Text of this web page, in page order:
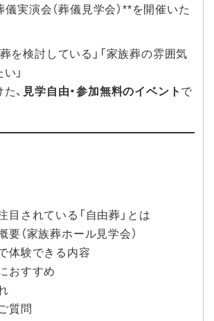
実演会（葬儀見学会）**を開催いた
を検討している」「家族葬の雰囲気
」
、 見学自由・参加無料のイベント で
目されている「自由葬」とは
要（家族葬ホール見学会）
体験できる内容
おすすめ
質問